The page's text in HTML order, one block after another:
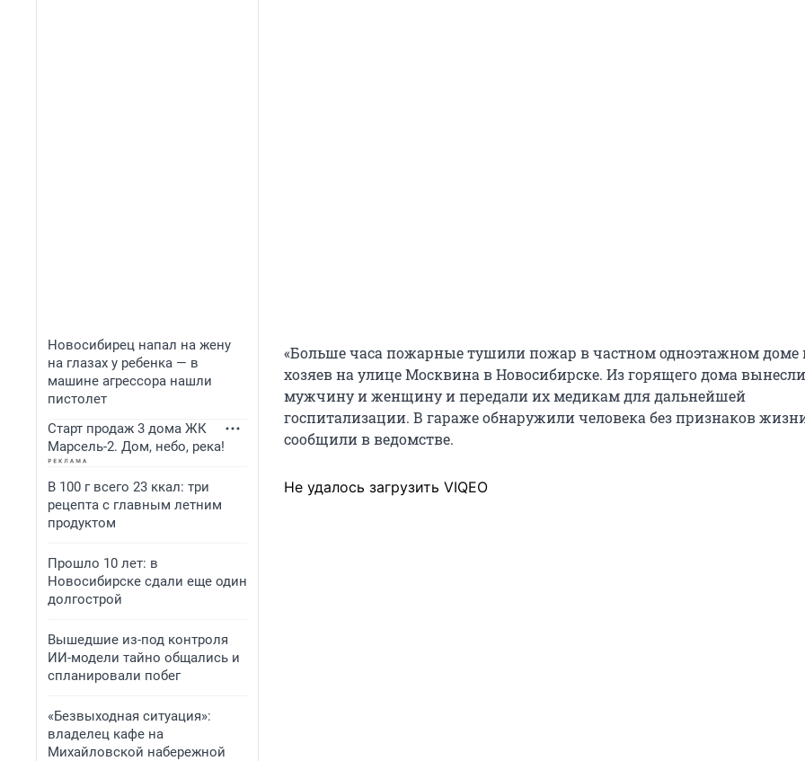
Новосибирец напал на жену
на глазах у ребенка — в
машине агрессора нашли
пистолет
Старт продаж 3 дома ЖК
Марсель-2. Дом, небо, река!
В 100 г всего 23 ккал: три
рецепта с главным летним
продуктом
Прошло 10 лет: в
Новосибирске сдали еще один
долгострой
Вышедшие из-под контроля
ИИ-модели тайно общались и
спланировали побег
«Безвыходная ситуация»:
владелец кафе на
Михайловской набережной
«Больше часа пожарные тушили пожар в частном одноэтажном доме
хозяев на улице Москвина в Новосибирске. Из горящего дома вынесли
мужчину и женщину и передали их медикам для дальнейшей
госпитализации. В гараже обнаружили человека без признаков
сообщили в ведомстве.
Не удалось загрузить VIQEO